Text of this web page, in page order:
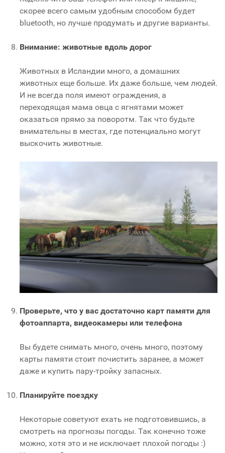
скорее всего самым удобным способом будет
bluetooth, но лучше продумать и другие варианты.
Внимание: животные вдоль дорог
Животных в Исландии много, а домашних
животных еще больше. Их даже больше, чем людей.
И не всегда поля имеют ограждения, а
переходящая мама овца с ягнятами может
оказаться прямо за поворотм. Так что будьте
внимательны в местах, где потенциально могут
выскочить животные.
Проверьте, что у вас достаточно карт памяти для
фотоаппарта, видеокамеры или телефона
Вы будете снимать много, очень много, поэтому
карты памяти стоит почистить заранее, а может
даже и купить пару-тройку запасных.
Планируйте поездку
Некоторые советуют ехать не подготовившись, а
смотреть на прогнозы погоды. Так конечно тоже
можно, хотя это и не исключает плохой погоды :)